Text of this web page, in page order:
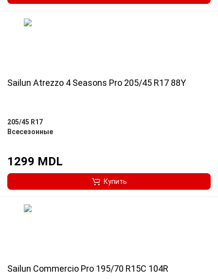
Sailun Atrezzo 4 Seasons Pro 205/45 R17 88Y
205/45 R17
Всесезонные
1299 MDL
Купить
Sailun Commercio Pro 195/70 R15C 104R